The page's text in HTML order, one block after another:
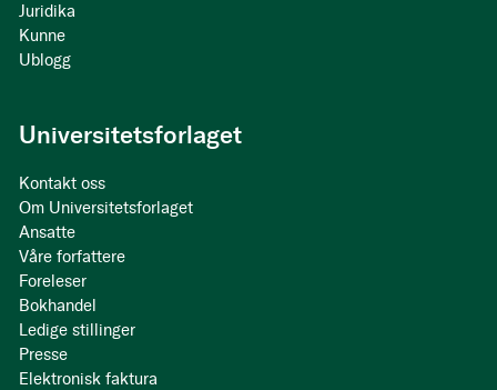
Juridika
Kunne
Ublogg
Universitetsforlaget
Kontakt oss
Om Universitetsforlaget
Ansatte
Våre forfattere
Foreleser
Bokhandel
Ledige stillinger
Presse
Elektronisk faktura